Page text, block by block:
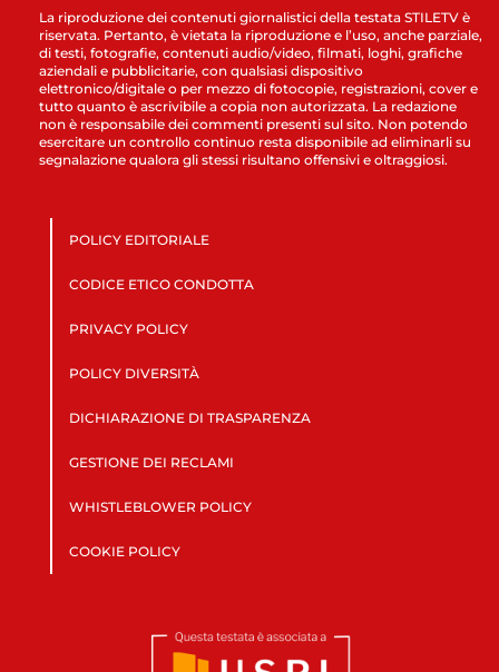
La riproduzione dei contenuti giornalistici della testata STILETV è
riservata. Pertanto, è vietata la riproduzione e l’uso, anche parziale,
di testi, fotografie, contenuti audio/video, filmati, loghi, grafiche
aziendali e pubblicitarie, con qualsiasi dispositivo
elettronico/digitale o per mezzo di fotocopie, registrazioni, cover e
tutto quanto è ascrivibile a copia non autorizzata. La redazione
non è responsabile dei commenti presenti sul sito. Non potendo
esercitare un controllo continuo resta disponibile ad eliminarli su
segnalazione qualora gli stessi risultano offensivi e oltraggiosi.
POLICY EDITORIALE
CODICE ETICO CONDOTTA
PRIVACY POLICY
POLICY DIVERSITÀ
DICHIARAZIONE DI TRASPARENZA
GESTIONE DEI RECLAMI
WHISTLEBLOWER POLICY
COOKIE POLICY